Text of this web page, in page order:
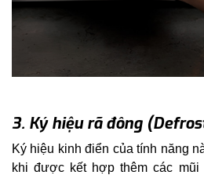
3. Ký hiệu rã đông
Ký hiệu kinh điển của tính năng
khi được kết hợp thêm các mũi